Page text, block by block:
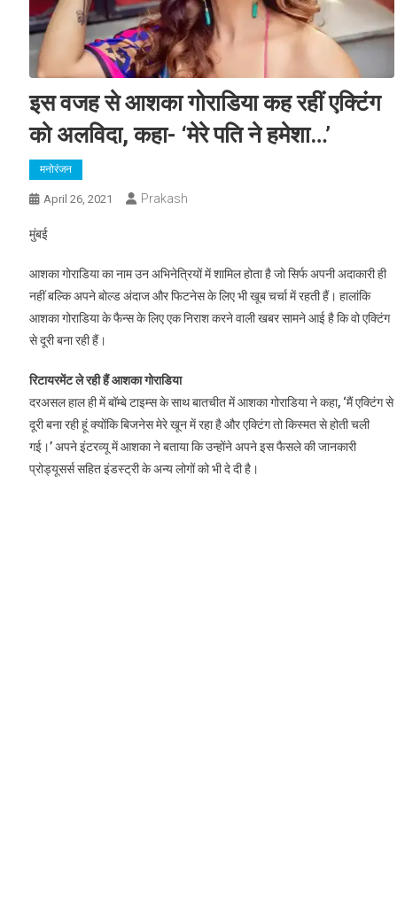
इस वजह से आशका गोराडिया कह रहीं एक्टिंग
को अलविदा, कहा- ‘मेरे पति ने हमेशा…’
मनोरंजन
April 26, 2021 Prakash
मुंबई
आशका गोराडिया का नाम उन अभिनेत्रियों में शामिल होता है जो सिर्फ अपनी अदाकारी ही
नहीं बल्कि अपने बोल्ड अंदाज और फिटनेस के लिए भी खूब चर्चा में रहती हैं। हालांकि
आशका गोराडिया के फैन्स के लिए एक निराश करने वाली खबर सामने आई है कि वो एक्टिंग
से दूरी बना रही हैं।
रिटायरमेंट ले रही हैं आशका गोराडिया
दरअसल हाल ही में बॉम्बे टाइम्स के साथ बातचीत में आशका गोराडिया ने कहा, ‘मैं एक्टिंग से
दूरी बना रही हूं क्योंकि बिजनेस मेरे खून में रहा है और एक्टिंग तो किस्मत से होती चली
गई।’ अपने इंटरव्यू में आशका ने बताया कि उन्होंने अपने इस फैसले की जानकारी
प्रोड्यूसर्स सहित इंडस्ट्री के अन्य लोगों को भी दे दी है।